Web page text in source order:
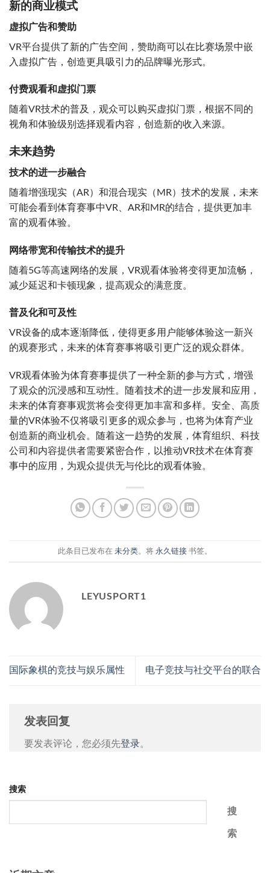
新的商业模式
虚拟广告和赞助
VR平台提供了新的广告空间，赞助商可以在比赛场景中嵌
入虚拟广告，创造更具吸引力的品牌曝光形式。
付费观看和虚拟门票
随着VR技术的普及，观众可以购买虚拟门票，根据不同的
视角和体验级别选择观看内容，创造新的收入来源。
未来趋势
技术的进一步融合
随着增强现实（AR）和混合现实（MR）技术的发展，未来
可能会看到体育赛事中VR、AR和MR的结合，提供更加丰
富的观看体验。
网络带宽和传输技术的提升
随着5G等高速网络的发展，VR观看体验将变得更加流畅，
减少延迟和卡顿现象，提高观众的满意度。
普及化和可及性
VR设备的成本逐渐降低，使得更多用户能够体验这一新兴
的观赛形式，未来的体育赛事将吸引更广泛的观众群体。
VR观看体验为体育赛事提供了一种全新的参与方式，增强
了观众的沉浸感和互动性。随着技术的进一步发展和应用，
未来的体育赛事观赏将会变得更加丰富和多样。安全、高质
量的VR体验不仅将吸引更多的观众参与，也将为体育产业
创造新的商业机会。随着这一趋势的发展，体育组织、科技
公司和内容提供者需要紧密合作，以推动VR技术在体育赛
事中的应用，为观众提供无与伦比的观看体验。
此条目已发布在 未分类。将 永久链接 书签。
LEYUSPORT1
国际象棋的竞技与娱乐属性 电子竞技与社交平台的联合
发表回复
要发表评论，您必须先登录。
搜索
搜
索